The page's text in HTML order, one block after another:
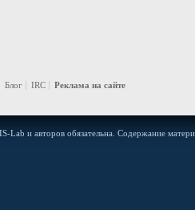
Блог IRC
Реклама на сайте
и авторов обязательна. Содержание